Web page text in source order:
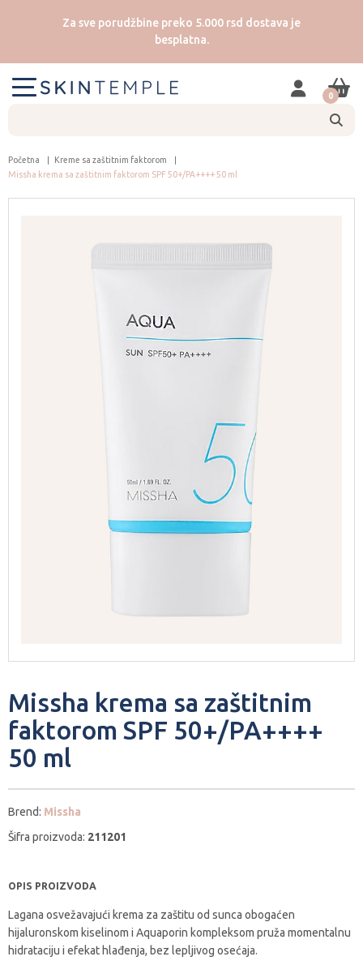
Za sve porudžbine preko 5.000 rsd dostava je
besplatna.
0
Početna
Kreme sa zaštitnim faktorom
Missha krema sa zaštitnim faktorom SPF 50+/PA++++ 50 ml
Missha krema sa zaštitnim
faktorom SPF 50+/PA++++
50 ml
Brend: Missha
Šifra proizvoda: 211201
OPIS PROIZVODA
Lagana osvežavajući krema za zaštitu od sunca obogaćen
hijaluronskom kiselinom i Aquaporin kompleksom pruža momentalnu
hidrataciju i efekat hlađenja, bez lepljivog osećaja.